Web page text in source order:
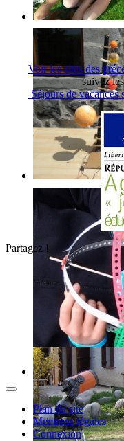
Voir les sites des
suivez
Séjours de
Partagez !
Plan du site
Mentions légales
Connexion